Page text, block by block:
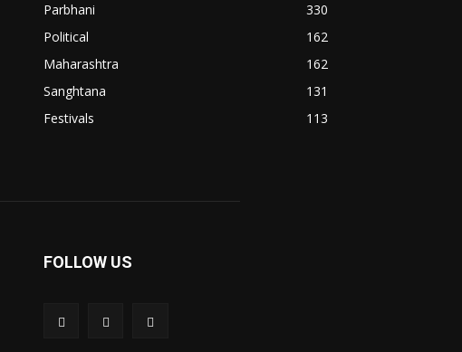
Parbhani
330
Political
162
Maharashtra
162
Sanghtana
131
Festivals
113
FOLLOW US